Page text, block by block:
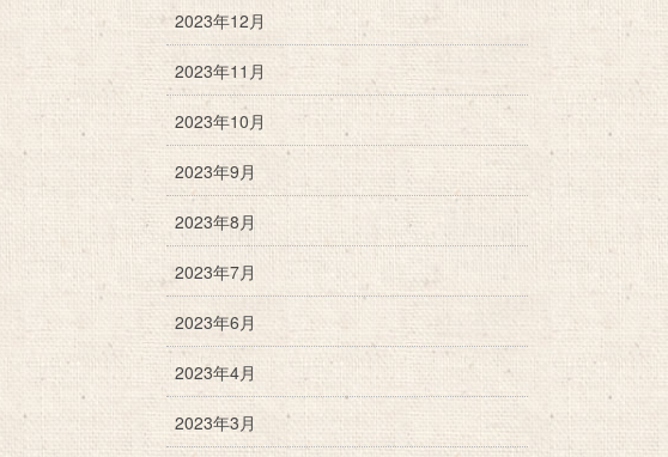
2023年12月
2023年11月
2023年10月
2023年9月
2023年8月
2023年7月
2023年6月
2023年4月
2023年3月